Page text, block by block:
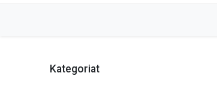
Kategoriat